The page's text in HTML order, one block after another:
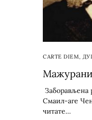
CARTE DIEM,
Заборављена
Смаил-аге
читате…